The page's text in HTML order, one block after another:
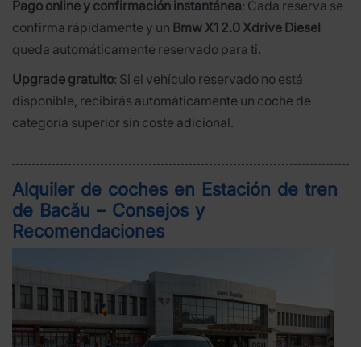
Pago online y confirmación instantánea: Cada reserva se
confirma rápidamente y un Bmw X1 2.0 Xdrive Diesel
queda automáticamente reservado para ti.
Upgrade gratuito: Si el vehículo reservado no está
disponible, recibirás automáticamente un coche de
categoría superior sin coste adicional.
Alquiler de coches en Estación de tren
de Bacău – Consejos y
Recomendaciones